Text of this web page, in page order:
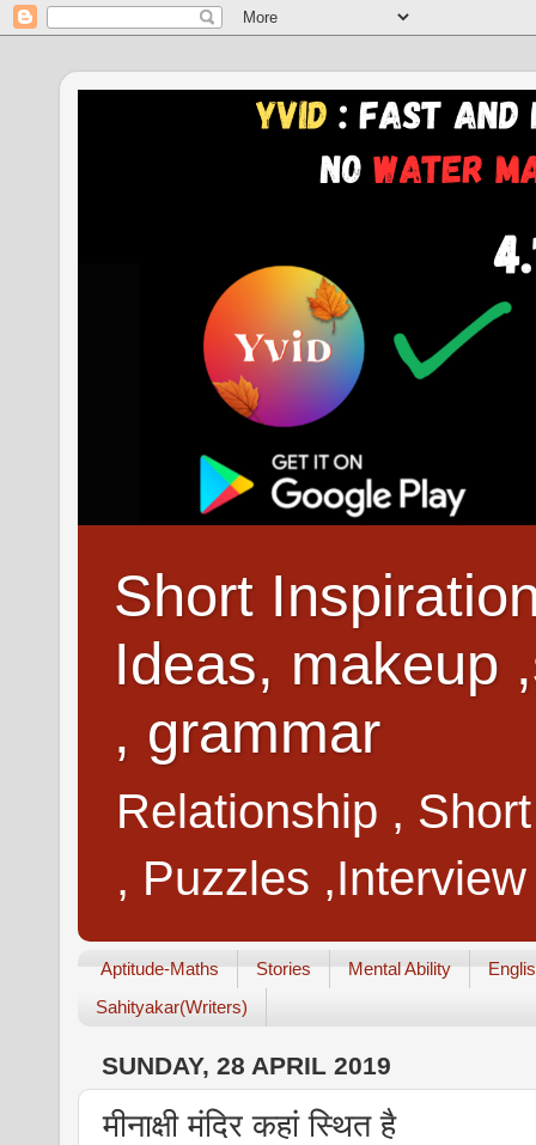
Short
Ideas, makeup
, grammar
Relationship ,
, Puzzles
Aptitude-Maths Stories Mental Ability
Sahityakar(Writers)
SUNDAY, 28 APRIL 2019
मीनाक्षी मंदिर कहां स्थित है